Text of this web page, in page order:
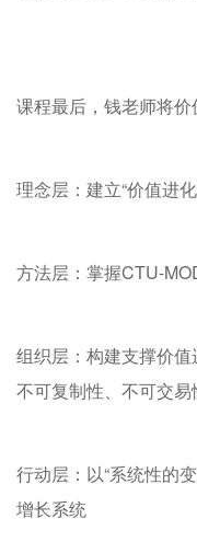
课程最后，钱老师将价
理念层：建立“价值进
方法层：掌握CTU-
组织层：构建支撑价值
不可复制性、不可交易
行动层：以“系统性的
增长系统